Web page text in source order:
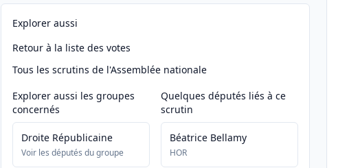
Explorer aussi
Retour à la liste des votes
Tous les scrutins de l'Assemblée nationale
Explorer aussi les groupes
concernés
Droite Républicaine
Voir les députés du groupe
Quelques députés liés à ce
scrutin
Béatrice Bellamy
HOR